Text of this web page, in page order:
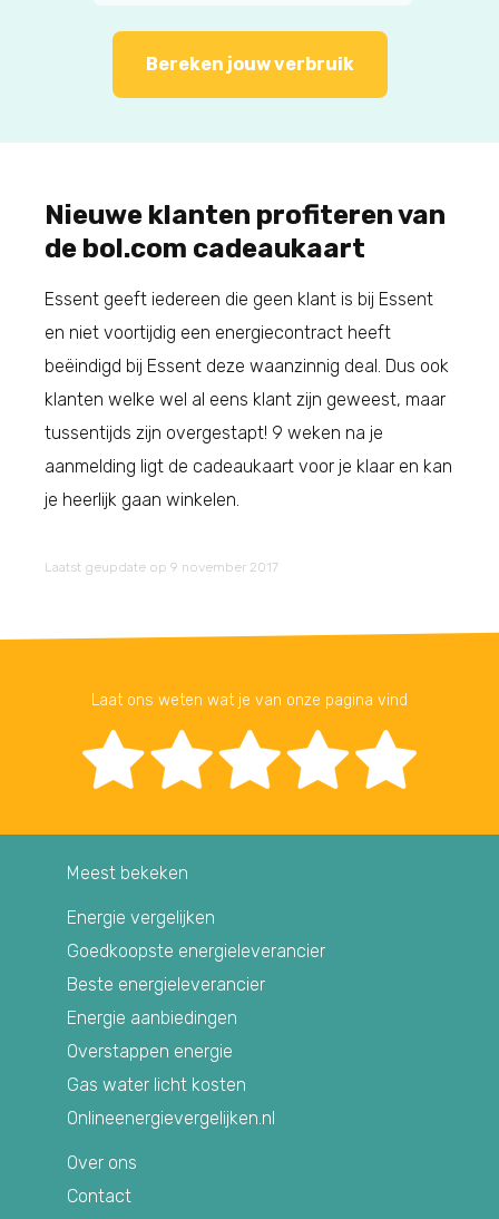
Bereken jouw verbruik
Nieuwe klanten profiteren van
de bol.com cadeaukaart
Essent geeft iedereen die geen klant is bij Essent
en niet voortijdig een energiecontract heeft
beëindigd bij Essent deze waanzinnig deal. Dus ook
klanten welke wel al eens klant zijn geweest, maar
tussentijds zijn overgestapt! 9 weken na je
aanmelding ligt de cadeaukaart voor je klaar en kan
je heerlijk gaan winkelen.
Laatst geupdate op 9 november 2017
Laat ons weten wat je van onze pagina vind
Meest bekeken
Energie vergelijken
Goedkoopste energieleverancier
Beste energieleverancier
Energie aanbiedingen
Overstappen energie
Gas water licht kosten
Onlineenergievergelijken.nl
Over ons
Contact